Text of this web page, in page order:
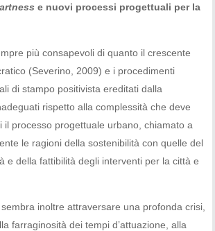
e nuovi processi progettuali per la
più consapevoli di quanto il crescente
(Severino, 2009) e i procedimenti
di stampo positivista ereditati dalla
rispetto alla complessità che deve
il processo progettuale urbano, chiamato a
le ragioni della sostenibilità con quelle del
e della fattibilità degli interventi per la città e
inoltre attraversare una profonda crisi,
farraginosità dei tempi d’attuazione, alla